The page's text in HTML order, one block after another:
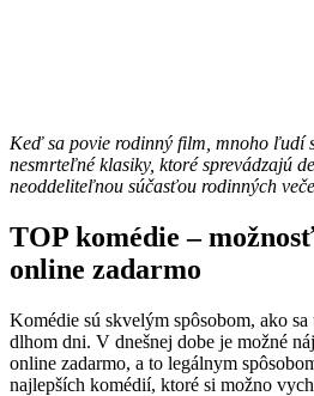
Keď sa povie rodinný film, mnoho ľudí
nesmrteľné klasiky, ktoré sprevádzajú
neoddeliteľnou súčasťou rodinných
TOP komédie –
online zadarmo
Komédie sú skvelým spôsobom, ako
dlhom dni. V dnešnej dobe je možné
online zadarmo, a to legálnym
najlepších komédií, ktoré si možno